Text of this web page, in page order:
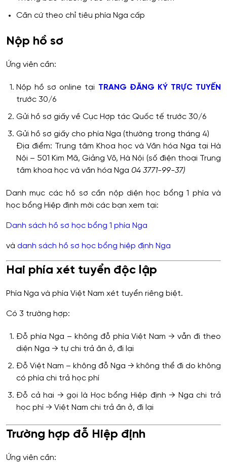
Căn cứ theo chỉ tiêu phía Nga cấp
Nộp hồ sơ
Ứng viên cần:
Nộp hồ sơ online tại TRANG ĐĂNG KÝ TRỰC TUYẾN
trước 30/6
Gửi hồ sơ giấy về Cục Hợp tác Quốc tế trước 30/6
Gửi hồ sơ giấy cho phía Nga (thường trong tháng 4)
Địa điểm: Trung tâm Khoa học và Văn hóa Nga tại Hà
Nội – 501 Kim Mã, Giảng Võ, Hà Nội (số điện thoại Trung
tâm khoa học và văn hóa Nga 04 3771-99-37)
Danh mục các hồ sơ cần nộp diện học bổng 1 phía và
học bổng Hiệp định mời các bạn xem tại:
Danh sách hồ sơ học bổng 1 phía Nga
và danh sách hồ sơ học bổng hiệp định Nga
Hai phía xét tuyển độc lập
Phía Nga và phía Việt Nam xét tuyển riêng biệt.
Có 3 trường hợp:
Đỗ phía Nga – không đỗ phía Việt Nam → vẫn đi theo
diện Nga → tự chi trả ăn ở, đi lại
Đỗ Việt Nam – không đỗ Nga → không thể đi do không
có phía chi trả học phí
Đỗ cả hai → gọi là Học bổng Hiệp định → Nga chi trả
học phí → Việt Nam chi trả ăn ở, đi lại
Trường hợp đỗ Hiệp định
Ứng viên cần: